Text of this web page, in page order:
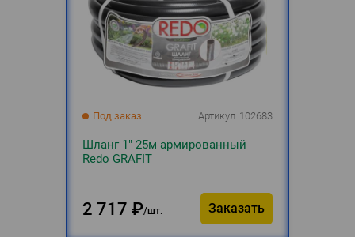
Под заказ Артикул 102683
Шланг 1" 25м армированный
Redo GRAFIT
2 717 ₽ шт. Заказать